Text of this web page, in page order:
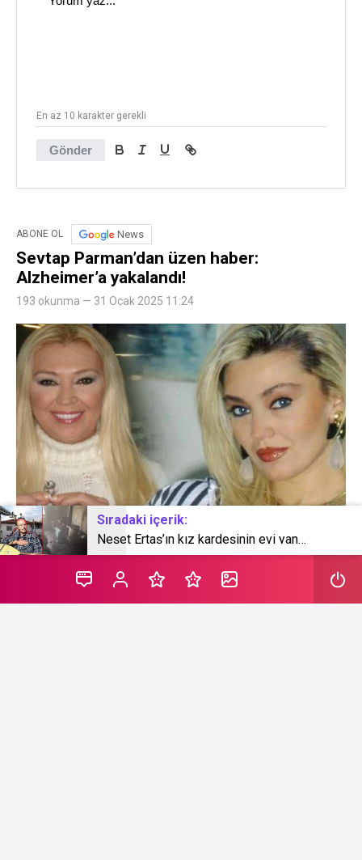
Sıradaki içerik:
Neşet Ertaş’ın kız kardeşinin evi yandı!
Gönder
En az 10 karakter gerekli
ABONE OL News
Sevtap Parman’dan üzen haber:
Alzheimer’a yakalandı!
193 okunma — 31 Ocak 2025 11:24